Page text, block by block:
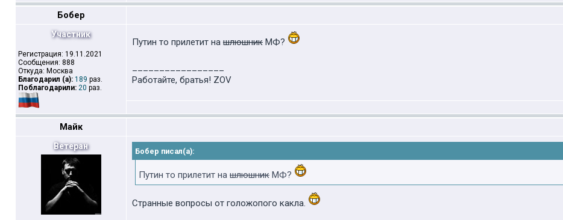
Бобер
Участник
Регистрация: 19.11.2021
Сообщения: 888
Откуда: Москва
Благодарил (а): 189 раз.
Поблагодарили: 20 раз.
Путин то прилетит на шлюшник МФ?
Работайте, братья! ZOV
Майк
Ветеран
Бобер писал(а):
Путин то прилетит на шлюшник МФ?
Странные вопросы от голожопого какла.